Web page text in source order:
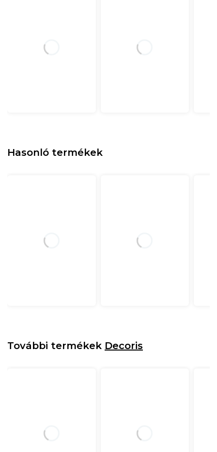
Hasonló termékek
További termékek Decoris